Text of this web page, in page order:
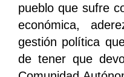
pueblo que sufre
económica,
gestión política
de tener que